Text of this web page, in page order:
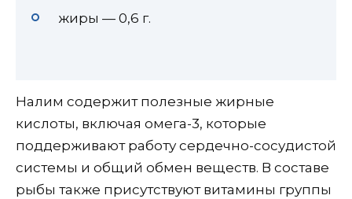
жиры — 0,6 г.
Налим содержит полезные жирные
кислоты, включая омега-3, которые
поддерживают работу сердечно-сосудистой
системы и общий обмен веществ. В составе
рыбы также присутствуют витамины группы